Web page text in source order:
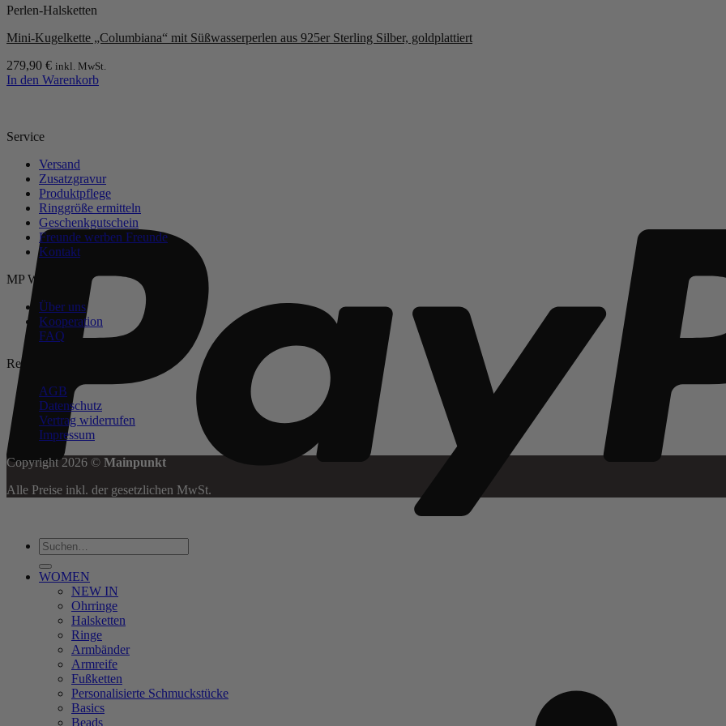
gewählt
werden
mehrere
auf.
Optionen
können
gewählt
werden
Perlen-Halsketten
Mini-Kugelkette „Columbiana“ mit Süßwasserperlen aus 925er Sterling Silber, goldplattiert
279,90 € inkl. MwSt.
In den Warenkorb
Service
Versand
Zusatzgravur
Produktpflege
Ringgröße ermitteln
Geschenkgutschein
Freunde werben Freunde
Kontakt
MP Welt
Über uns
Kooperation
FAQ
Rechtliches
AGB
Datenschutz
Vertrag widerrufen
Impressum
Copyright 2026 © Mainpunkt
Alle Preise inkl. der gesetzlichen MwSt.
Suchen
nach:
WOMEN
NEW IN
Ohrringe
Halsketten
Ringe
Armbänder
Armreife
Fußketten
Personalisierte Schmuckstücke
Basics
Beads